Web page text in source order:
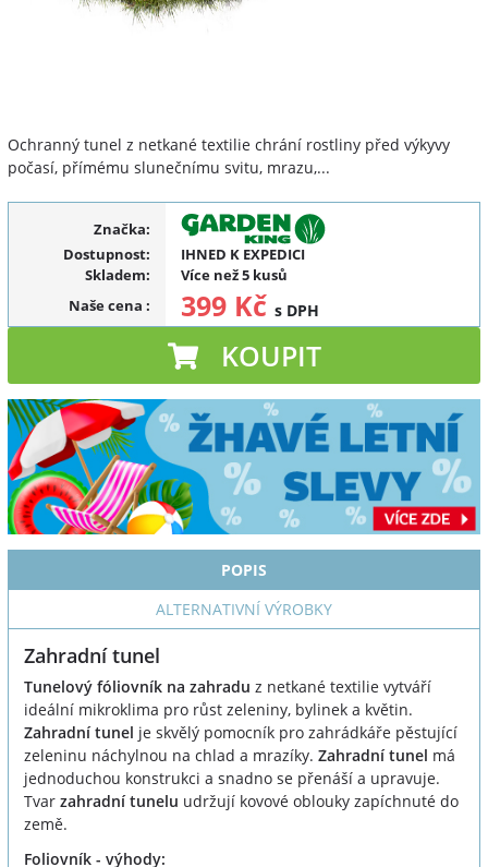
Ochranný tunel z netkané textilie chrání rostliny před výkyvy
počasí, přímému slunečnímu svitu, mrazu,...
Značka:
Dostupnost:
IHNED K EXPEDICI
Skladem:
Více než 5 kusů
Naše cena : 399 Kč s DPH
KOUPIT
POPIS
ALTERNATIVNÍ VÝROBKY
Zahradní tunel
Tunelový fóliovník na zahradu z netkané textilie vytváří
ideální mikroklima pro růst zeleniny, bylinek a květin.
Zahradní tunel je skvělý pomocník pro zahrádkáře pěstující
zeleninu náchylnou na chlad a mrazíky. Zahradní tunel má
jednoduchou konstrukci a snadno se přenáší a upravuje.
Tvar zahradní tunelu udržují kovové oblouky zapíchnuté do
země.
Foliovník - výhody: